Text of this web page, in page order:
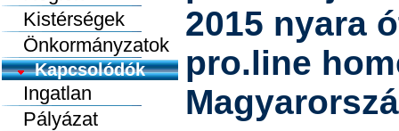
Kistérségek
Önkormányzatok
Kapcsolódók
Ingatlan
Pályázat
2015 nyara
pro.line